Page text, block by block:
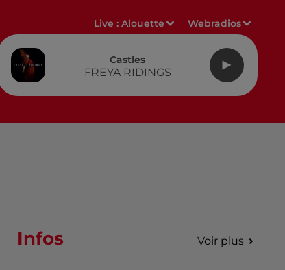
Live :Alouette Webradios
Castles
FREYA RIDINGS
Infos Voir plus